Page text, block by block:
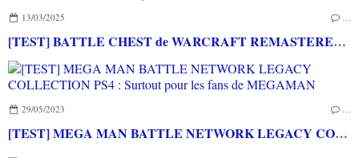
13/03/2025
[TEST] BATTLE CHEST de WARCRAFT REMASTERED : Des versions modernisées pour raviver de vieux souvenirs...
29/05/2023
[TEST] MEGA MAN BATTLE NETWORK LEGACY COLLECTION PS4 : Surtout pour les fans de MEGAMAN